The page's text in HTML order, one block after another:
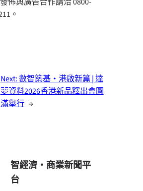
。
Next:數智築基・港啟新篇 | 達
夢資料2026香港新品釋出會圓
滿舉行 →
智經濟・商業新聞平
台